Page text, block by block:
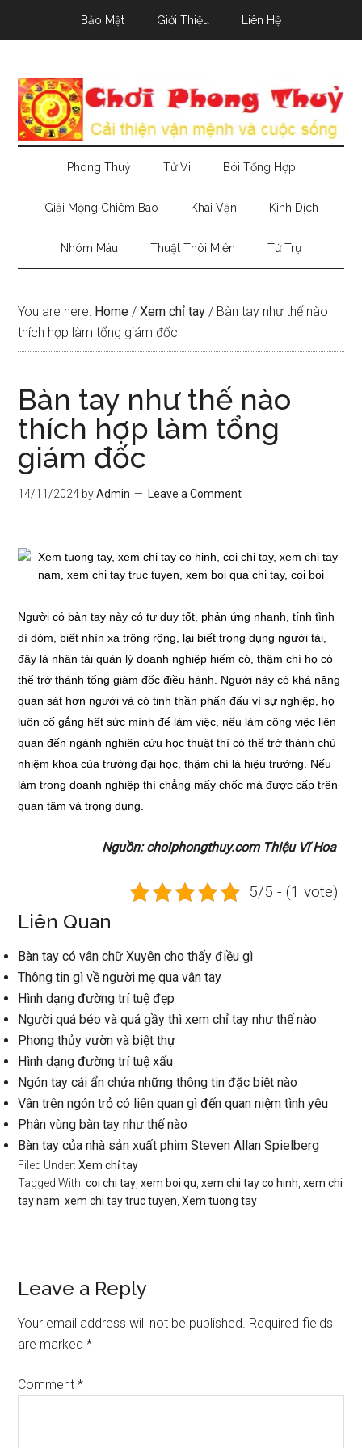
Bảo Mật Giới Thiệu Liên Hệ
Phong Thuỷ Tử Vi Bói Tổng Hợp
Giải Mộng Chiêm Bao Khai Vận Kinh Dịch
Nhóm Máu Thuật Thôi Miên Tứ Trụ
You are here: Home / Xem chỉ tay / Bàn tay như thế nào
thích hợp làm tổng giám đốc
Bàn tay như thế nào
thích hợp làm tổng
giám đốc
14/11/2024 byAdmin Leave a Comment
Người có bàn tay này có tư duy tốt, phản ứng nhanh, tính tình
dí dỏm, biết nhìn xa trông rộng, lại biết trọng dụng người tài,
đây là nhân tài quản lý doanh nghiệp hiếm có, thậm chí họ có
thể trở thành tổng giám đốc điều hành. Người này có khả năng
quan sát hơn người và có tinh thần phấn đấu vì sự nghiệp, họ
luôn cố gắng hết sức mình để làm việc, nếu làm công việc liên
quan đến ngành nghiên cứu học thuật thì có thể trở thành chủ
nhiệm khoa của trường đại học, thậm chí là hiệu trưởng. Nếu
làm trong doanh nghiệp thì chẳng mấy chốc mà được cấp trên
quan tâm và trọng dụng.
Nguồn: choiphongthuy.com Thiệu Vĩ Hoa
5/5 - (1 vote)
Liên Quan
Bàn tay có vân chữ Xuyên cho thấy điều gì
Thông tin gì về người mẹ qua vân tay
Hình dạng đường trí tuệ đẹp
Người quá béo và quá gầy thì xem chỉ tay như thế nào
Phong thủy vườn và biệt thự
Hình dạng đường trí tuệ xấu
Ngón tay cái ẩn chứa những thông tin đặc biệt nào
Vân trên ngón trỏ có liên quan gì đến quan niệm tình yêu
Phân vùng bàn tay như thế nào
Bàn tay của nhà sản xuất phim Steven Allan Spielberg
Filed Under:Xem chỉ tay
Tagged With:coi chi tay ,xem boi qu ,xem chi tay co hinh ,xem chi
tay nam ,xem chi tay truc tuyen ,Xem tuong tay
Reader
Interactions
Leave a Reply
Your email address will not be published. Required fields
are marked*
Comment*